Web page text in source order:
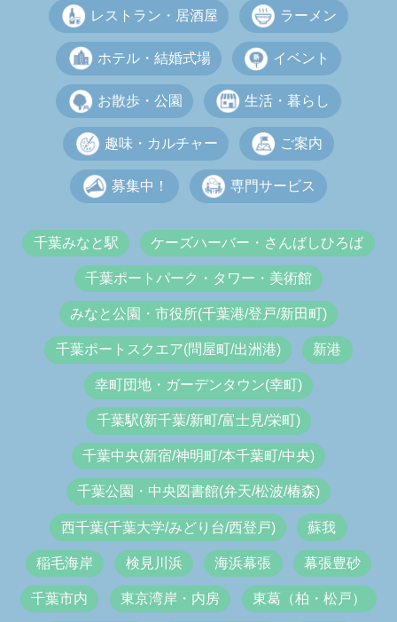
レストラン・居酒屋 ラーメン
ホテル・結婚式場 イベント
お散歩・公園 生活・暮らし
趣味・カルチャー ご案内
募集中！ 専門サービス
千葉みなと駅 ケーズハーバー・さんばしひろば
千葉ポートパーク・タワー・美術館
みなと公園・市役所(千葉港/登戸/新田町)
千葉ポートスクエア(問屋町/出洲港) 新港
幸町団地・ガーデンタウン(幸町)
千葉駅(新千葉/新町/富士見/栄町)
千葉中央(新宿/神明町/本千葉町/中央)
千葉公園・中央図書館(弁天/松波/椿森)
西千葉(千葉大学/みどり台/西登戸) 蘇我
稲毛海岸 検見川浜 海浜幕張 幕張豊砂
千葉市内 東京湾岸・内房 東葛（柏・松戸）